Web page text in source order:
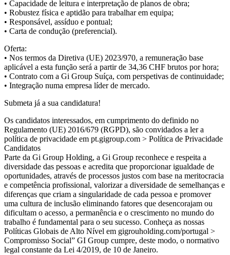
• Capacidade de leitura e interpretação de planos de obra;
• Robustez física e aptidão para trabalhar em equipa;
• Responsável, assíduo e pontual;
• Carta de condução (preferencial).
Oferta:
• Nos termos da Diretiva (UE) 2023/970, a remuneração base
aplicável a esta função será a partir de 34,36 CHF brutos por hora;
• Contrato com a Gi Group Suíça, com perspetivas de continuidade;
• Integração numa empresa líder de mercado.
Submeta já a sua candidatura!
Os candidatos interessados, em cumprimento do definido no
Regulamento (UE) 2016/679 (RGPD), são convidados a ler a
política de privacidade em pt.gigroup.com > Política de Privacidade
Candidatos
Parte da Gi Group Holding, a Gi Group reconhece e respeita a
diversidade das pessoas e acredita que proporcionar igualdade de
oportunidades, através de processos justos com base na meritocracia
e competência profissional, valorizar a diversidade de semelhanças e
diferenças que criam a singularidade de cada pessoa e promover
uma cultura de inclusão eliminando fatores que desencorajam ou
dificultam o acesso, a permanência e o crescimento no mundo do
trabalho é fundamental para o seu sucesso. Conheça as nossas
Políticas Globais de Alto Nível em gigrouholding.com/portugal >
Compromisso Social” GI Group cumpre, deste modo, o normativo
legal constante da Lei 4/2019, de 10 de Janeiro.